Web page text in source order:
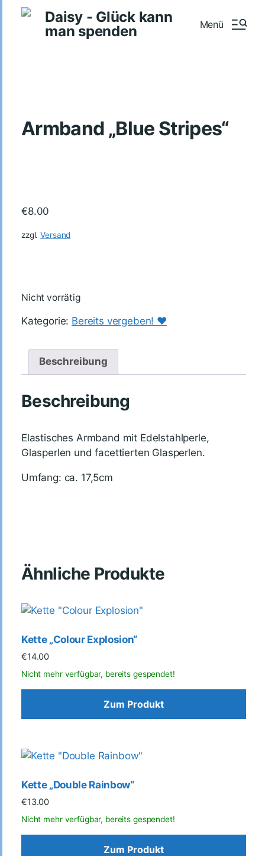
Daisy - Glück kann
man spenden
Menü
Armband „Blue Stripes“
€8.00
zzgl.Versand
Nicht vorrätig
Kategorie: Bereits vergeben! ♥️
Beschreibung
Beschreibung
Elastisches Armband mit Edelstahlperle,
Glasperlen und facettierten Glasperlen.
Umfang: ca. 17,5cm
Ähnliche Produkte
Kette „Colour Explosion“
€14.00
Zum Produkt
Kette „Double Rainbow“
€13.00
Zum Produkt